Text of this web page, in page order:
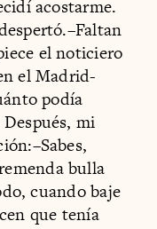
acostarme.
el noticiero
el Madrid-
podía
mi
bulla
cuando baje
que tenía